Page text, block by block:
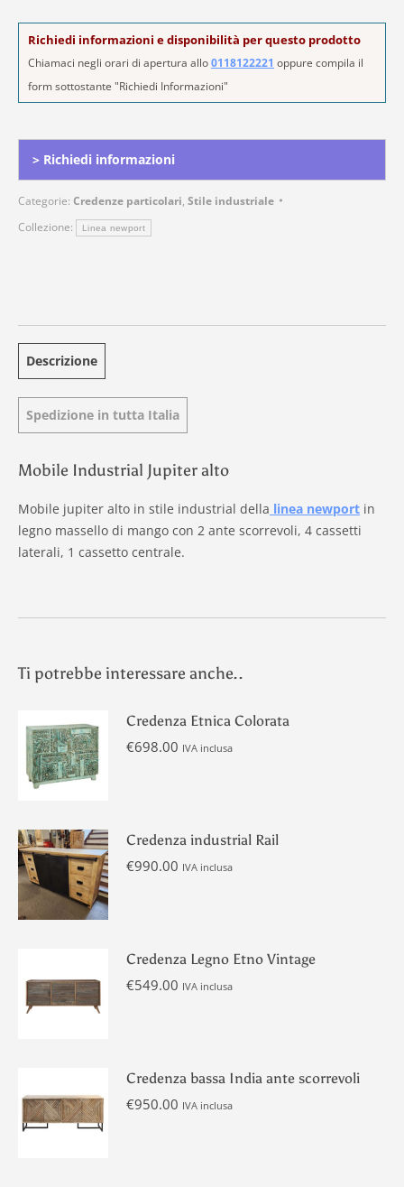
Richiedi informazioni e disponibilità per questo prodotto
Chiamaci negli orari di apertura allo0118122221 oppure compila il
form sottostante "Richiedi Informazioni"
> Richiedi informazioni
Categorie: Credenze particolari, Stile industriale
Collezione:
Linea newport
Descrizione
Spedizione in tutta Italia
Mobile Industrial Jupiter alto
Mobile jupiter alto in stile industrial della linea newport in
legno massello di mango con 2 ante scorrevoli, 4 cassetti
laterali, 1 cassetto centrale.
Ti potrebbe interessare anche..
Credenza Etnica Colorata
€698.00 IVA inclusa
Credenza industrial Rail
€990.00 IVA inclusa
Credenza Legno Etno Vintage
€549.00 IVA inclusa
Credenza bassa India ante scorrevoli
€950.00 IVA inclusa